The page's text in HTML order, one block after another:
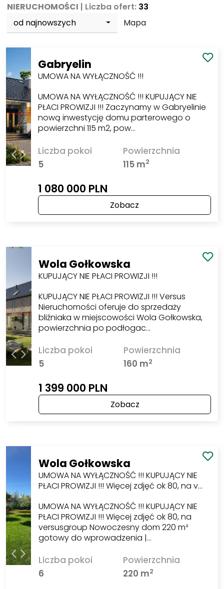
NIERUCHOMOŚCI | Liczba ofert: 33
od najnowszych
Mapa
Gabryelin
UMOWA NA WYŁĄCZNOŚĆ !!!
UMOWA NA WYŁĄCZNOŚĆ !!! KUPUJĄCY NIE
PŁACI PROWIZJI !!! Zaczynamy w Gabryelinie
nową inwestycję domu parterowego o
powierzchni 115 m2, pow…
Liczba pokoi
5
Powierzchnia
115 m2
1 080 000 PLN
Zobacz
Wola Gołkowska
KUPUJĄCY NIE PŁACI PROWIZJI !!!
KUPUJĄCY NIE PŁACI PROWIZJI !!! Versus
Nieruchomości oferuje do sprzedaży
bliźniaka w miejscowości Wola Gołkowska,
powierzchnia po podłogac…
Liczba pokoi
5
Powierzchnia
160 m2
1 399 000 PLN
Zobacz
Wola Gołkowska
UMOWA NA WYŁĄCZNOŚĆ !!! KUPUJĄCY NIE
PŁACI PROWIZJI !!! Więcej zdjęć ok 80, na v…
UMOWA NA WYŁĄCZNOŚĆ !!! KUPUJĄCY NIE
PŁACI PROWIZJI !!! Więcej zdjęć ok 80, na
versusgroup Nowoczesny dom 220 m²
gotowy do wprowadzenia |…
Liczba pokoi
6
Powierzchnia
220 m2